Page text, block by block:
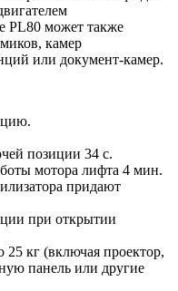
PL80 может также
камер
или документ-камер.
позиции 34 c.
мотора лифта 4 мин.
придают
при открытии
25 кг (включая проектор,
панель или другие